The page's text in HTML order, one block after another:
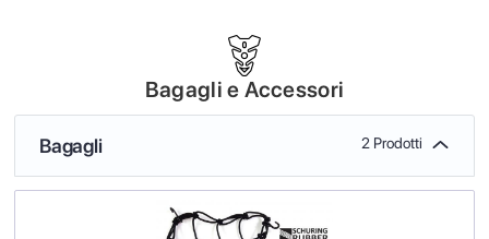
Bagagli e Accessori
Bagagli 2 Prodotti